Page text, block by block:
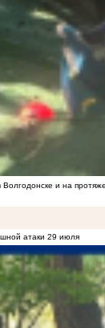
и на
атаки 29 июля